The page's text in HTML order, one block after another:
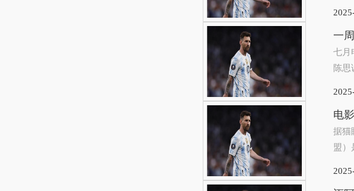
一
七月
陈思
电
据猫
盟）